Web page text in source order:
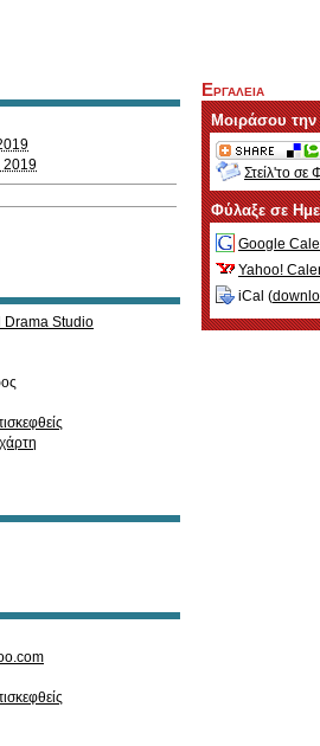
2019
Drama Studio
Εργαλεια
Μοιράσου
Στείλ'το σε
Φύλαξε σε
Google
Yahoo!
iCal (